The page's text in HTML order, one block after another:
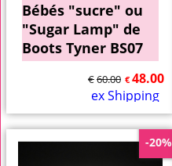
Bébés "sucre" ou
"Sugar Lamp" de
Boots Tyner BS07
€60.00 € 48.00
ex Shipping
-20%